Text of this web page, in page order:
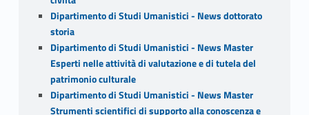
Dipartimento di Studi Umanistici - News dottorato
storia
Dipartimento di Studi Umanistici - News Master
Esperti nelle attività di valutazione e di tutela del
patrimonio culturale
Dipartimento di Studi Umanistici - News Master
Strumenti scientifici di supporto alla conoscenza e